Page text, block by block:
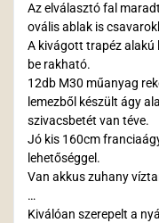
Az elválasztó fal
ovális ablak is
A kivágott trapéz alakú
be rakható.
12db M30 műanyag
lemezből készült ágy
szivacsbetét van téve.
Jó kis 160cm
lehetőséggel.
Van akkus zuhany
…
Kiválóan szerepelt a